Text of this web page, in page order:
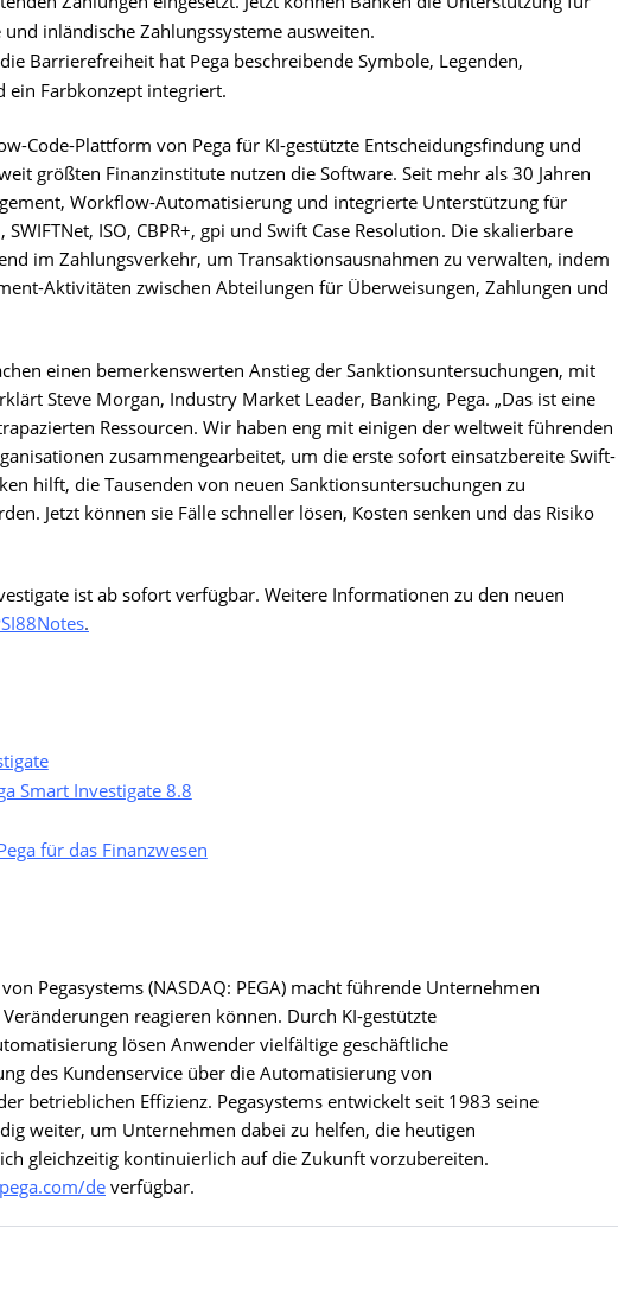
inländische Zahlungssysteme ausweiten.
Barrierefreiheit hat Pega beschreibende Symbole, Legenden,
ein Farbkonzept integriert.
Code-Plattform von Pega für KI-gestützte Entscheidungsfindung und
größten Finanzinstitute nutzen die Software. Seit mehr als 30 Jahren
Workflow-Automatisierung und integrierte Unterstützung für
ISO, CBPR+, gpi und Swift Case Resolution. Die skalierbare
im Zahlungsverkehr, um Transaktionsausnahmen zu verwalten, indem
Aktivitäten zwischen Abteilungen für Überweisungen, Zahlungen und
einen bemerkenswerten Anstieg der Sanktionsuntersuchungen, mit
Steve Morgan, Industry Market Leader, Banking, Pega. „Das ist eine
Ressourcen. Wir haben eng mit einigen der weltweit führenden
zusammengearbeitet, um die erste sofort einsatzbereite Swift-
hilft, die Tausenden von neuen Sanktionsuntersuchungen zu
Jetzt können sie Fälle schneller lösen, Kosten senken und das Risiko
ist ab sofort verfügbar. Weitere Informationen zu den neuen
.
Smart Investigate 8.8
für das Finanzwesen
Pegasystems (NASDAQ: PEGA) macht führende Unternehmen
reagieren können. Durch KI-gestützte
lösen Anwender vielfältige geschäftliche
des Kundenservice über die Automatisierung von
betrieblichen Effizienz. Pegasystems entwickelt seit 1983 seine
weiter, um Unternehmen dabei zu helfen, die heutigen
gleichzeitig kontinuierlich auf die Zukunft vorzubereiten.
deverfügbar.